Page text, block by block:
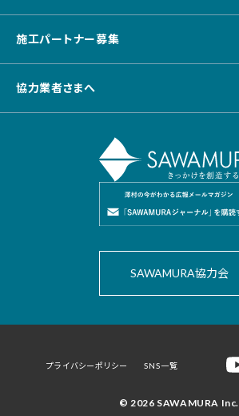
キャリア採用
新卒採用
施工パートナー募集
協力業者さまへ
SAWAMURA協力会
© 2026 SAWAMURA Inc.
プライバシーポリシー SNS一覧